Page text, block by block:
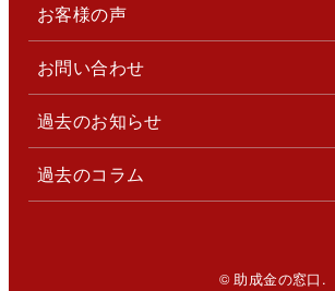
お客様の声
お問い合わせ
過去のお知らせ
過去のコラム
© 助成金の窓口.